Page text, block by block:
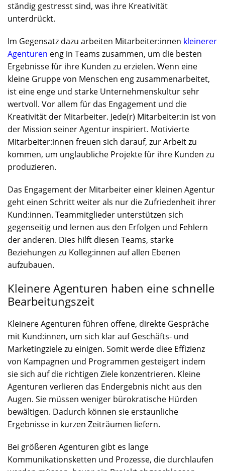
ständig gestresst sind, was ihre Kreativität
unterdrückt.
Im Gegensatz dazu arbeiten Mitarbeiter:innen kleinerer
Agenturen eng in Teams zusammen, um die besten
Ergebnisse für ihre Kunden zu erzielen. Wenn eine
kleine Gruppe von Menschen eng zusammenarbeitet,
ist eine enge und starke Unternehmenskultur sehr
wertvoll. Vor allem für das Engagement und die
Kreativität der Mitarbeiter. Jede(r) Mitarbeiter:in ist von
der Mission seiner Agentur inspiriert. Motivierte
Mitarbeiter:innen freuen sich darauf, zur Arbeit zu
kommen, um unglaubliche Projekte für ihre Kunden zu
produzieren.
Das Engagement der Mitarbeiter einer kleinen Agentur
geht einen Schritt weiter als nur die Zufriedenheit ihrer
Kund:innen. Teammitglieder unterstützen sich
gegenseitig und lernen aus den Erfolgen und Fehlern
der anderen. Dies hilft diesen Teams, starke
Beziehungen zu Kolleg:innen auf allen Ebenen
aufzubauen.
Kleinere Agenturen haben eine schnelle
Bearbeitungszeit
Kleinere Agenturen führen offene, direkte Gespräche
mit Kund:innen, um sich klar auf Geschäfts- und
Marketingziele zu einigen. Somit werde diee Effizienz
von Kampagnen und Programmen gesteigert indem
sie sich auf die richtigen Ziele konzentrieren. Kleine
Agenturen verlieren das Endergebnis nicht aus den
Augen. Sie müssen weniger bürokratische Hürden
bewältigen. Dadurch können sie erstaunliche
Ergebnisse in kurzen Zeiträumen liefern.
Bei größeren Agenturen gibt es lange
Kommunikationsketten und Prozesse, die durchlaufen